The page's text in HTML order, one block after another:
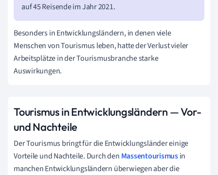
auf 45 Reisende im Jahr 2021.
Besonders in Entwicklungsländern, in denen viele
Menschen von Tourismus leben, hatte der Verlust vieler
Arbeitsplätze in der Tourismusbranche starke
Auswirkungen.
Tourismus in Entwicklungsländern — Vor-
und Nachteile
DerTourismusbringtfür die Entwicklungsländer einige
Vorteile und Nachteile. Durch den Massentourismusin
manchen Entwicklungsländern überwiegen aber die